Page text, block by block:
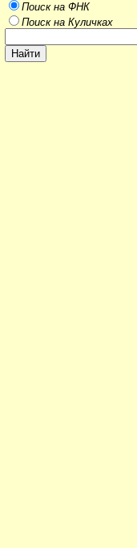
Поиск на ФНК
Поиск на Куличках